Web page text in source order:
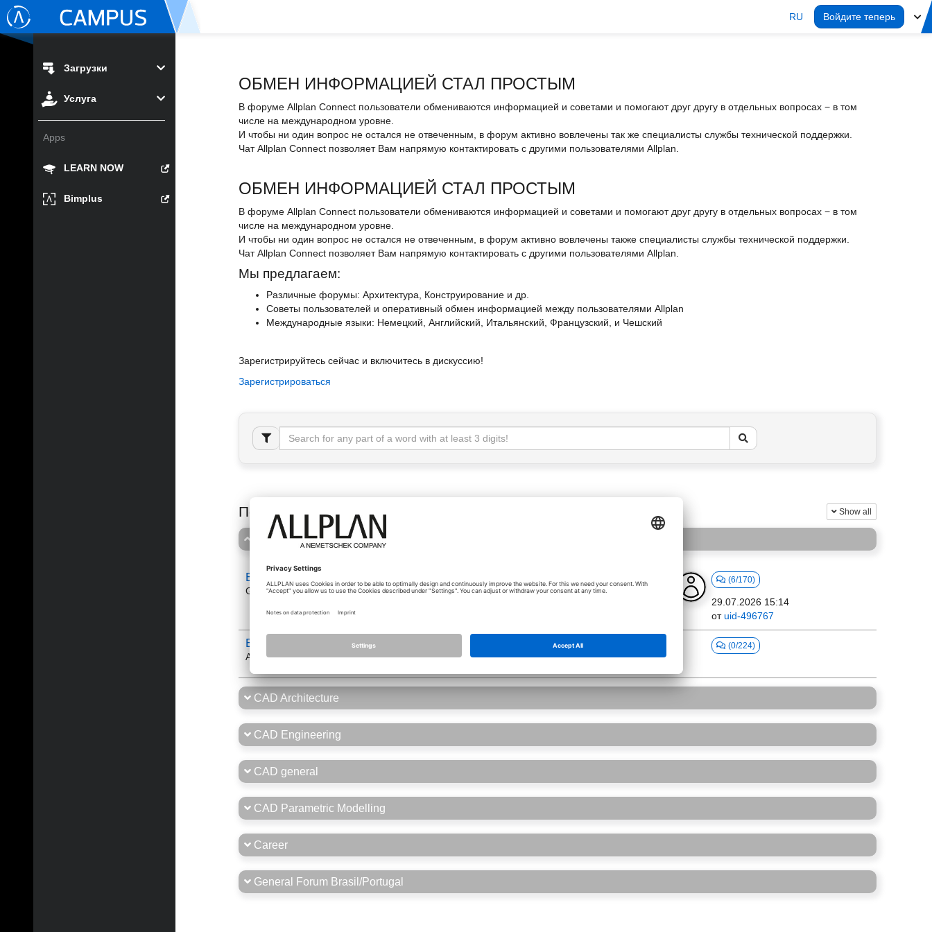
RU Войдите теперь
Загрузки
Услуга
Apps
LEARN NOW
Bimplus
ОБМЕН ИНФОРМАЦИЕЙ СТАЛ ПРОСТЫМ
В форуме Allplan Connect пользователи обмениваются информацией и советами и помогают друг другу в отдельных вопросах − в том
числе на международном уровне.
И чтобы ни один вопрос не остался не отвеченным, в форум активно вовлечены так же специалисты службы технической поддержки.
Чат Allplan Connect позволяет Вам напрямую контактировать с другими пользователями Allplan.
ОБМЕН ИНФОРМАЦИЕЙ СТАЛ ПРОСТЫМ
В форуме Allplan Connect пользователи обмениваются информацией и советами и помогают друг другу в отдельных вопросах − в том
числе на международном уровне.
И чтобы ни один вопрос не остался не отвеченным, в форум активно вовлечены также специалисты службы технической поддержки.
Чат Allplan Connect позволяет Вам напрямую контактировать с другими пользователями Allplan.
Мы предлагаем:
Различные форумы: Архитектура, Конструирование и др.
Советы пользователей и оперативный обмен информацией между пользователями Allplan
Международные языки: Немецкий, Английский, Итальянский, Французский, и Чешский
Зарегистрируйтесь сейчас и включитесь в дискуссию!
Зарегистрироваться
Поддержка форума Show all
BIM plattform: Bimplus a service by Allplan
Bimplus User Forum
Generell Questions about bimplus
(6/170)
29.07.2026 15:14
от uid-496767
Bimplus Developer Forum
API, programming, interfaces
6 (6) (0/224)
CAD Architecture
CAD Engineering
CAD general
CAD Parametric Modelling
Career
General Forum Brasil/Portugal